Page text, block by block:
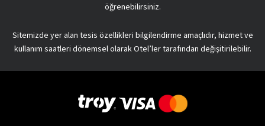
öğrenebilirsiniz.
Sitemizde yer alan tesis özellikleri bilgilendirme amaçlıdır, hizmet ve
kullanım saatleri dönemsel olarak Otel’ler tarafından değişitirilebilir.